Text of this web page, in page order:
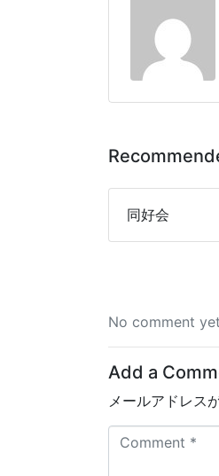
同好会
No comment
Add a
メールアドレス